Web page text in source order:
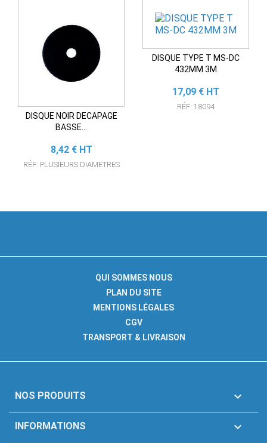
DISQUE NOIR DECAPAGE
BASSE...
Prix
8,42 € HT
RÉF: PLUSIEURS DIAMETRES
DISQUE TYPE T MS-DC
432MM 3M
Prix
17,09 € HT
RÉF: 18094
QUI SOMMES NOUS
PLAN DU SITE
MENTIONS LÉGALES
CGV
TRANSPORT & LIVRAISON
NOS PRODUITS 
INFORMATIONS 